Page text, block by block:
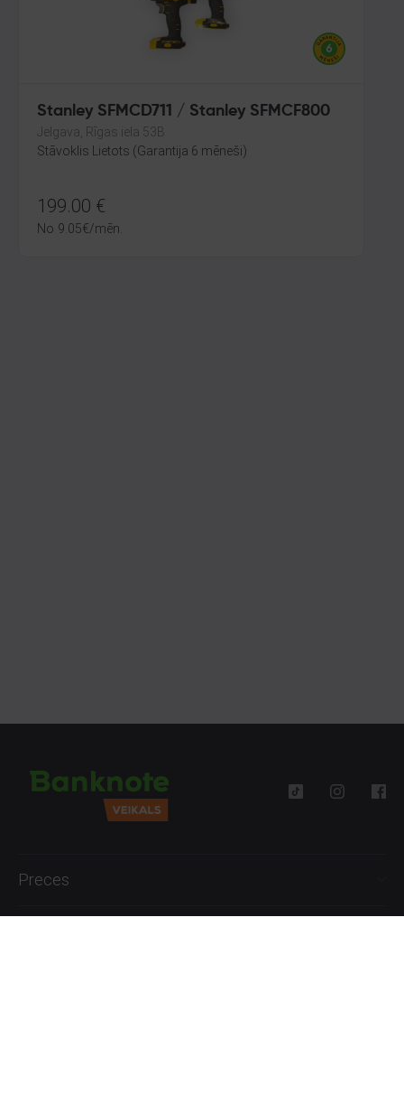
Stanley SFMCD711 / Stanley SFMCF800
Jelgava, Rīgas iela 53B
Stāvoklis Lietots (Garantija 6 mēneši)
199.00 €
No 9.05€/mēn.
Preces